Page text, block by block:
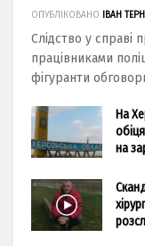
ОПУБЛІКОВАНО ІВАН
Слідство у справі
працівниками
фігуранти
На
на